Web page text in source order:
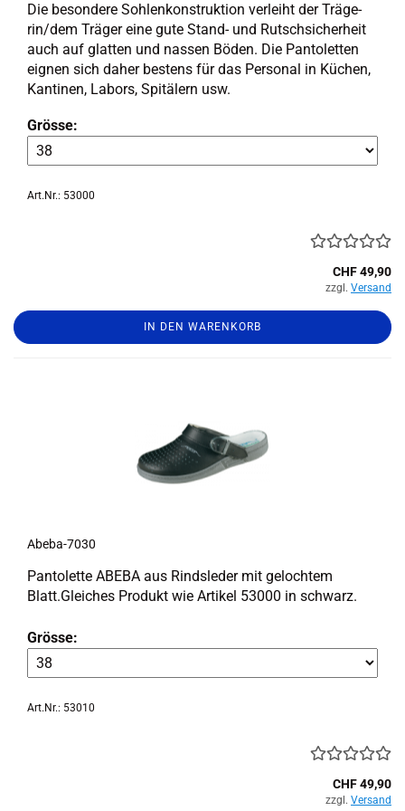
Die be­son­de­re Soh­len­kon­struk­ti­on ver­leiht der Trä­ge­
rin/dem Trä­ger eine gute Stand-​ und Rutsch­si­cher­heit
auch auf glat­ten und nas­sen Böden. Die Pan­to­let­ten
eig­nen sich daher bes­tens für das Per­so­nal in Kü­chen,
Kan­ti­nen, La­bors, Spi­tä­lern usw.
Grösse:
Art.Nr.: 53000
CHF 49,90
zzgl. Versand
IN DEN WARENKORB
Abeba-​​7030
Pan­to­let­te ABEBA aus Rinds­le­der mit ge­loch­tem
Blatt.Glei­ches Pro­dukt wie Ar­ti­kel 53000 in schwarz.
Grösse:
Art.Nr.: 53010
CHF 49,90
zzgl. Versand